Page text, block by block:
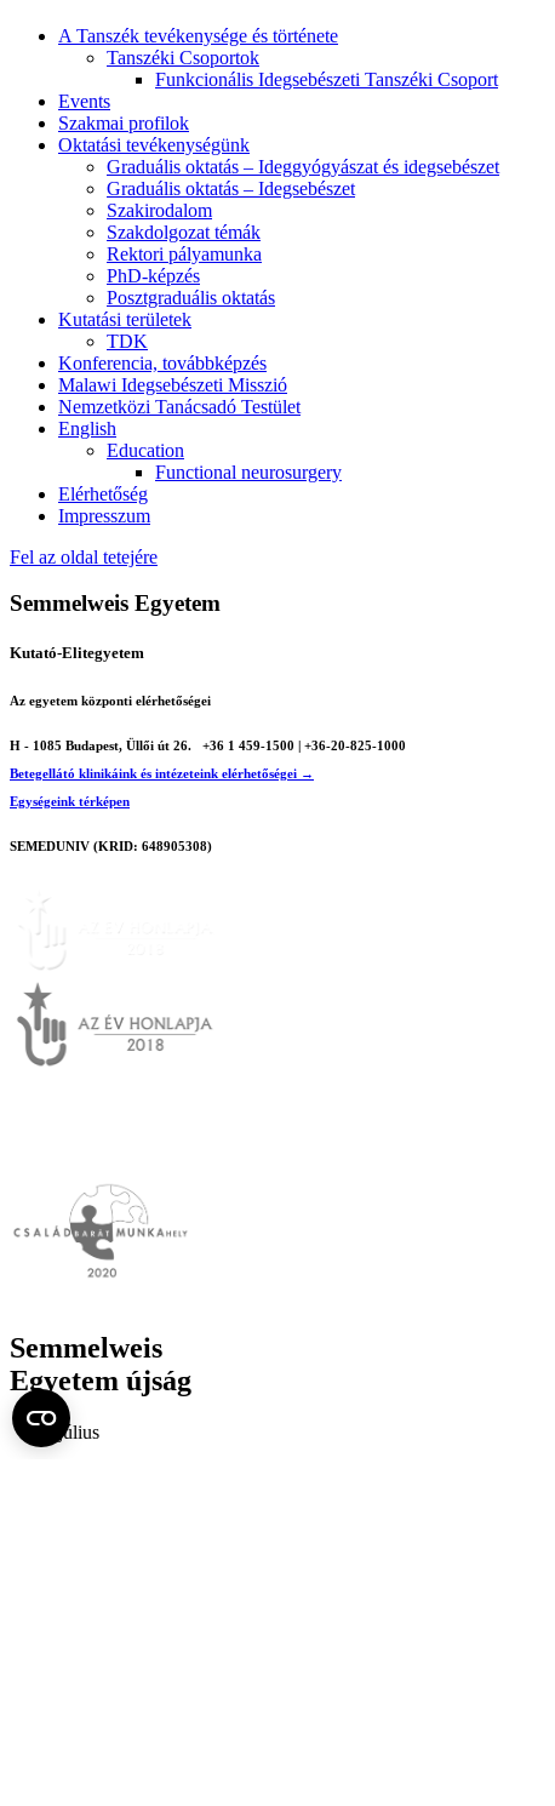
A Tanszék tevékenysége és története
Tanszéki Csoportok
Funkcionális Idegsebészeti Tanszéki Csoport
Events
Szakmai profilok
Oktatási tevékenységünk
Graduális oktatás – Ideggyógyászat és idegsebészet
Graduális oktatás – Idegsebészet
Szakirodalom
Szakdolgozat témák
Rektori pályamunka
PhD-képzés
Posztgraduális oktatás
Kutatási területek
TDK
Konferencia, továbbképzés
Malawi Idegsebészeti Misszió
Nemzetközi Tanácsadó Testület
English
Education
Functional neurosurgery
Elérhetőség
Impresszum
Fel az oldal tetejére
Semmelweis Egyetem
Kutató-Elitegyetem
Az egyetem központi elérhetőségei
H - 1085 Budapest, Üllői út 26.
+36 1 459-1500 | +36-20-825-1000
Betegellátó klinikáink és intézeteink elérhetőségei →
Egységeink térképen
SEMEDUNIV (KRID: 648905308)
Semmelweis
Egyetem újság
július